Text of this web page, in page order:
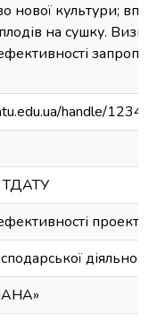
нової культури;
на сушку.
handle/
ТДАТУ
проекту